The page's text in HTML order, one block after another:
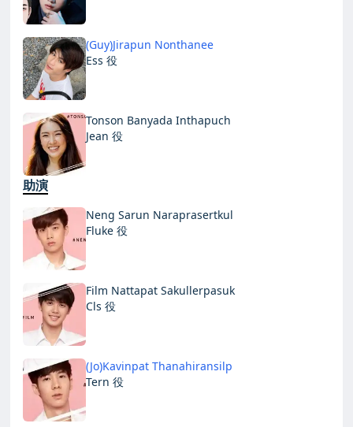
(Guy)Jirapun Nonthanee
Ess 役
Tonson Banyada Inthapuch
Jean 役
助演
Neng Sarun Naraprasertkul
Fluke 役
Film Nattapat Sakullerpasuk
Cls 役
(Jo)Kavinpat Thanahiransilp
Tern 役